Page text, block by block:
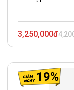
3,250,000đ
19%